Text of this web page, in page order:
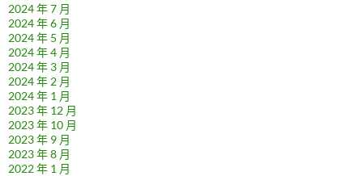
2024 年 7 月
2024 年 6 月
2024 年 5 月
2024 年 4 月
2024 年 3 月
2024 年 2 月
2024 年 1 月
2023 年 12 月
2023 年 10 月
2023 年 9 月
2023 年 8 月
2022 年 1 月